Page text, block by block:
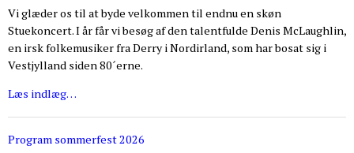
Vi glæder os til at byde velkommen til endnu en skøn
Stuekoncert. I år får vi besøg af den talentfulde Denis McLaughlin,
en irsk folkemusiker fra Derry i Nordirland, som har bosat sig i
Vestjylland siden 80´erne.
Læs indlæg…
Program sommerfest 2026